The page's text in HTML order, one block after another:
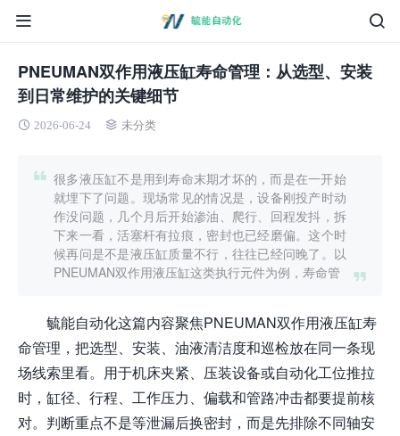
PNEUMAN双作用液压缸寿命管理：从选型、安装
到日常维护的关键细节
2026-06-24 未分类
很多液压缸不是用到寿命末期才坏的，而是在一开始
就埋下了问题。现场常见的情况是，设备刚投产时动
作没问题，几个月后开始渗油、爬行、回程发抖，拆
下来一看，活塞杆有拉痕，密封也已经磨偏。这个时
候再问是不是液压缸质量不行，往往已经问晚了。以
PNEUMAN双作用液压缸这类执行元件为例，寿命管
毓能自动化这篇内容聚焦PNEUMAN双作用液压缸寿
命管理，把选型、安装、油液清洁度和巡检放在同一条现
场线索里看。用于机床夹紧、压装设备或自动化工位推拉
时，缸径、行程、工作压力、偏载和管路冲击都要提前核
对。判断重点不是等泄漏后换密封，而是先排除不同轴安